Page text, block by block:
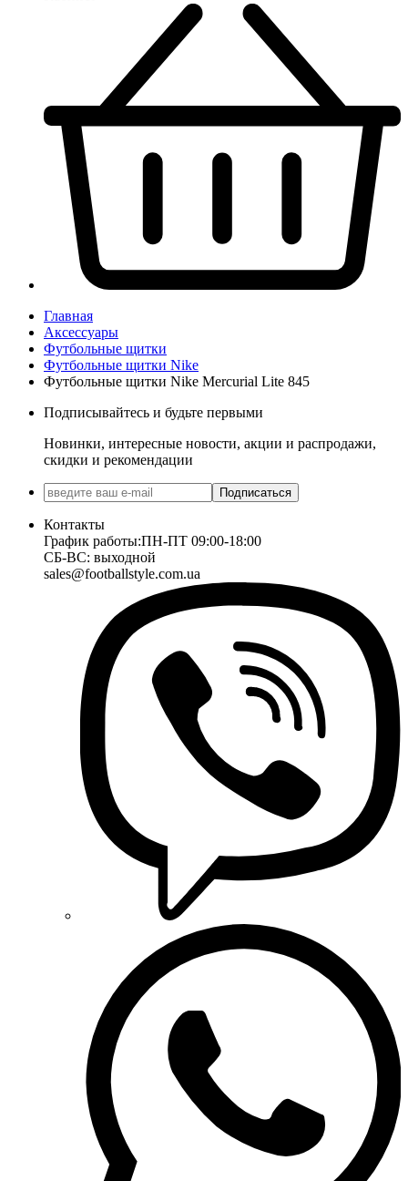
Главная
Аксессуары
Футбольные щитки
Футбольные щитки Nike
Футбольные щитки Nike Mercurial Lite 845
Подписывайтесь и будьте первыми
Новинки, интересные новости, акции и распродажи,
скидки и рекомендации
Подписаться
Контакты
График работы:ПН-ПТ 09:00-18:00
СБ-ВС: выходной
sales@footballstyle.com.ua